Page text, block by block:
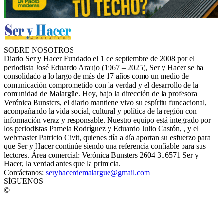
SOBRE NOSOTROS
Diario Ser y Hacer Fundado el 1 de septiembre de 2008 por el
periodista José Eduardo Araujo (1967 – 2025), Ser y Hacer se ha
consolidado a lo largo de más de 17 años como un medio de
comunicación comprometido con la verdad y el desarrollo de la
comunidad de Malargüe. Hoy, bajo la dirección de la profesora
Verónica Bunsters, el diario mantiene vivo su espíritu fundacional,
acompañando la vida social, cultural y política de la región con
información veraz y responsable. Nuestro equipo está integrado por
los periodistas Pamela Rodríguez y Eduardo Julio Castón, , y el
webmaster Patricio Civit, quienes día a día aportan su esfuerzo para
que Ser y Hacer continúe siendo una referencia confiable para sus
lectores. Área comercial: Verónica Bunsters 2604 316571 Ser y
Hacer, la verdad antes que la primicia.
Contáctanos: seryhacerdemalargue@gmail.com
SÍGUENOS
©